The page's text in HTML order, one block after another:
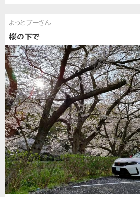
よっとブーさん
桜の下で